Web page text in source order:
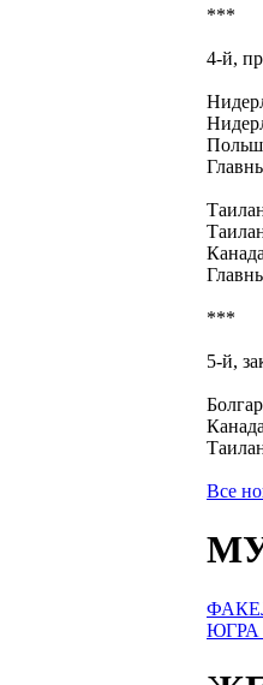
***
4-й,
***
5-й,
Все
ЮГРА